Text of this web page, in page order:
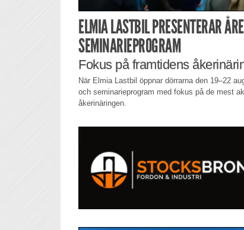
ELMIA LASTBIL PRESENTERAR
SEMINARIEPROGRAM
Fokus på framtidens
När Elmia Lastbil öppnar dörrarna den 19–22
och seminarieprogram med fokus på de mest
åkerinäringen.